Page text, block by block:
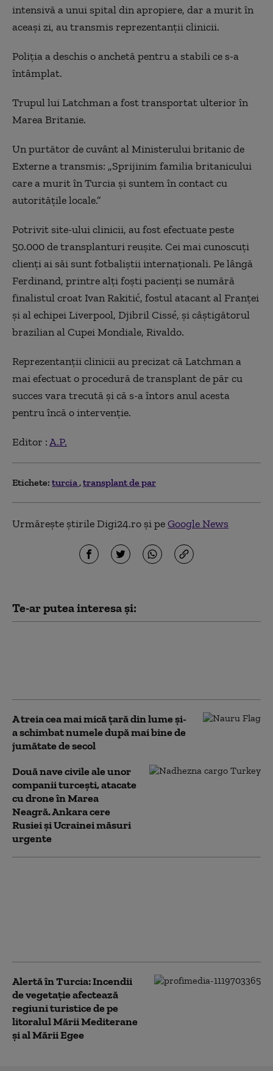
intensivă a unui spital din apropiere, dar a murit în
aceași zi, au transmis reprezentanții clinicii.
Poliția a deschis o anchetă pentru a stabili ce s-a
întâmplat.
Trupul lui Latchman a fost transportat ulterior în
Marea Britanie.
Un purtător de cuvânt al Ministerului britanic de
Externe a transmis: „Sprijinim familia britanicului
care a murit în Turcia și suntem în contact cu
autoritățile locale.”
Potrivit site-ului clinicii, au fost efectuate peste
50.000 de transplanturi reușite. Cei mai cunoscuți
clienți ai săi sunt fotbaliștii internaționali. Pe lângă
Ferdinand, printre alți foști pacienți se numără
finalistul croat Ivan Rakitić, fostul atacant al Franței
și al echipei Liverpool, Djibril Cissé, și câștigătorul
brazilian al Cupei Mondiale, Rivaldo.
Reprezentanții clinicii au precizat că Latchman a
mai efectuat o procedură de transplant de păr cu
succes vara trecută și că s-a întors anul acesta
pentru încă o intervenție.
Editor :A.P.
Etichete: turcia transplant de par
Urmărește știrile Digi24.ro și peGoogle News
Te-ar putea interesa și:
A treia cea mai mică țară din lume și-
a schimbat numele după mai bine de
jumătate de secol
Două nave civile ale unor
companii turcești, atacate
cu drone în Marea
Neagră. Ankara cere
Rusiei și Ucrainei măsuri
urgente
Alertă în Turcia: Incendii
de vegetație afectează
regiuni turistice de pe
litoralul Mării Mediterane
și al Mării Egee